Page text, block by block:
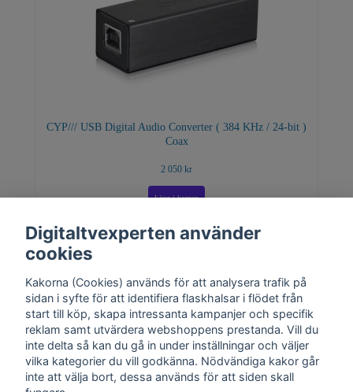
CYP/// USB Digital Audio Converter ( 384 KHz / 24-bit )
Coax
2 050 kr
Digitaltvexperten använder
cookies
Kakorna (Cookies) används för att analysera trafik på
sidan i syfte för att identifiera flaskhalsar i flödet från
start till köp, skapa intressanta kampanjer och specifik
reklam samt utvärdera webshoppens prestanda. Vill du
inte delta så kan du gå in under inställningar och väljer
vilka kategorier du vill godkänna. Nödvändiga kakor går
inte att välja bort, dessa används för att siden skall